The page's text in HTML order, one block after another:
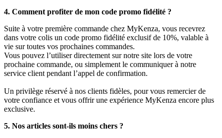
4. Comment profiter de mon code promo fidélité ?
Suite à votre première commande chez MyKenza, vous recevrez
dans votre colis un code promo fidélité exclusif de 10%, valable à
vie sur toutes vos prochaines commandes.
Vous pouvez l’utiliser directement sur notre site lors de votre
prochaine commande, ou simplement le communiquer à notre
service client pendant l’appel de confirmation.
Un privilège réservé à nos clients fidèles, pour vous remercier de
votre confiance et vous offrir une expérience MyKenza encore plus
exclusive.
5. Nos articles sont-ils moins chers ?